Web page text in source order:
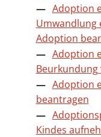
Adoption
Umwandlung
Adoption
Adoption
Beurkundung
Adoption
beantragen
Kindes